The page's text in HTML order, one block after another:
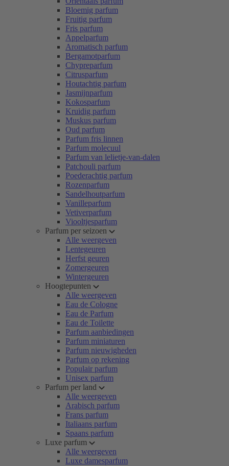
Bloemig parfum
Fruitig parfum
Fris parfum
Appelparfum
Aromatisch parfum
Bergamotparfum
Chypreparfum
Citrusparfum
Houtachtig parfum
Jasmijnparfum
Kokosparfum
Kruidig parfum
Muskus parfum
Oud parfum
Parfum fris linnen
Parfum molecuul
Parfum van lelietje-van-dalen
Patchouli parfum
Poederachtig parfum
Rozenparfum
Sandelhoutparfum
Vanilleparfum
Vetiverparfum
Viooltjesparfum
Parfum per seizoen
Alle weergeven
Lentegeuren
Herfst geuren
Zomergeuren
Wintergeuren
Hoogtepunten
Alle weergeven
Eau de Cologne
Eau de Parfum
Eau de Toilette
Parfum aanbiedingen
Parfum miniaturen
Parfum nieuwigheden
Parfum op rekening
Populair parfum
Unisex parfum
Parfum per land
Alle weergeven
Arabisch parfum
Frans parfum
Italiaans parfum
Spaans parfum
Luxe parfum
Alle weergeven
Luxe damesparfum